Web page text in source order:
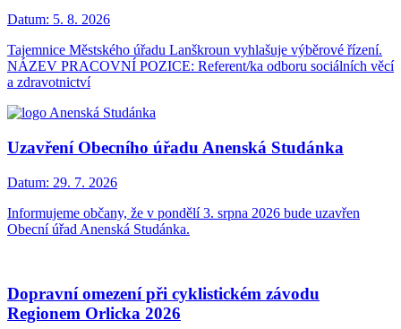
Datum: 5. 8. 2026
Tajemnice Městského úřadu Lanškroun vyhlašuje výběrové řízení.
NÁZEV PRACOVNÍ POZICE: Referent/ka odboru sociálních věcí
a zdravotnictví
Uzavření Obecního úřadu Anenská Studánka
Datum: 29. 7. 2026
Informujeme občany, že v pondělí 3. srpna 2026 bude uzavřen
Obecní úřad Anenská Studánka.
Dopravní omezení při cyklistickém závodu
Regionem Orlicka 2026